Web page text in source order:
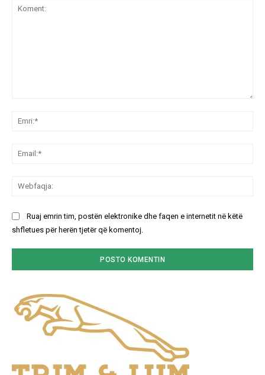
Ruaj emrin tim, postën elektronike dhe faqen e internetit në këtë
shfletues për herën tjetër që komentoj.